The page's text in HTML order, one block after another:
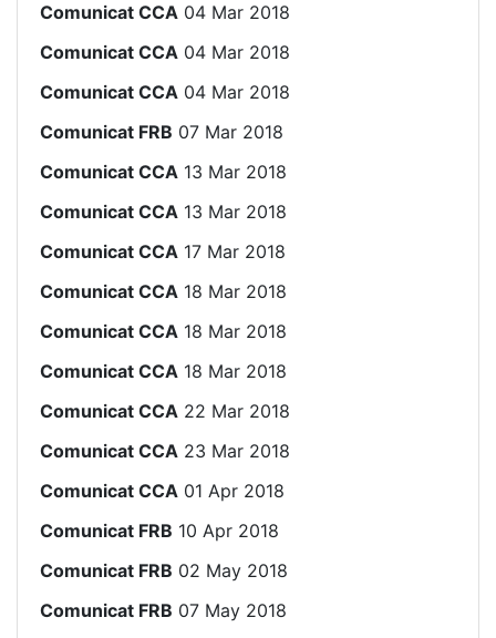
Comunicat CCA 04 Mar 2018
Comunicat CCA 04 Mar 2018
Comunicat CCA 04 Mar 2018
Comunicat FRB 07 Mar 2018
Comunicat CCA 13 Mar 2018
Comunicat CCA 13 Mar 2018
Comunicat CCA 17 Mar 2018
Comunicat CCA 18 Mar 2018
Comunicat CCA 18 Mar 2018
Comunicat CCA 18 Mar 2018
Comunicat CCA 22 Mar 2018
Comunicat CCA 23 Mar 2018
Comunicat CCA 01 Apr 2018
Comunicat FRB 10 Apr 2018
Comunicat FRB 02 May 2018
Comunicat FRB 07 May 2018